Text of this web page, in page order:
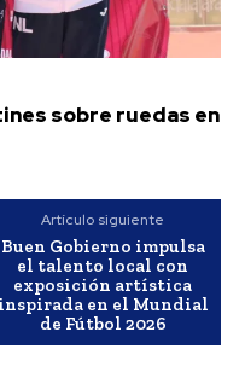
sobre ruedas en
Artículo siguiente
Buen Gobierno impulsa
el talento local con
exposición artística
inspirada en el Mundial
de Fútbol 2026